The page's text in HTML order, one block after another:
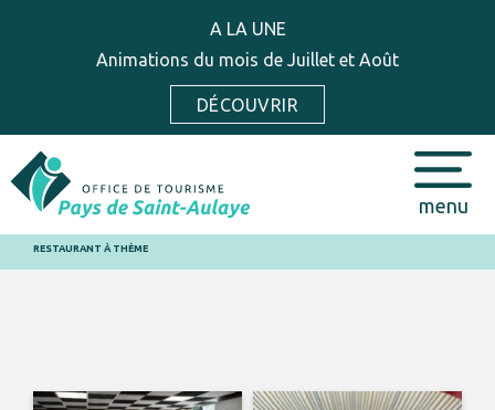
A LA UNE
Animations du mois de Juillet et Août
DÉCOUVRIR
menu
RESTAURANT À THÈME